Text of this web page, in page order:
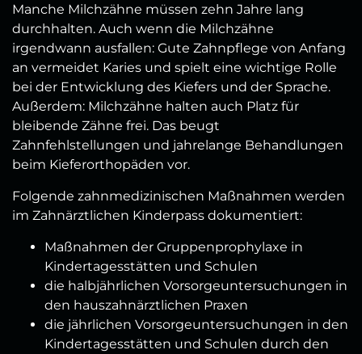
Manche Milchzähne müssen zehn Jahre lang
durchhalten. Auch wenn die Milchzähne
irgendwann ausfallen: Gute Zahnpflege von Anfang
an vermeidet Karies und spielt eine wichtige Rolle
bei der Entwicklung des Kiefers und der Sprache.
Außerdem: Milchzähne halten auch Platz für
bleibende Zähne frei. Das beugt
Zahnfehlstellungen und jahrelange Behandlungen
beim Kieferorthopäden vor.
Folgende zahnmedizinischen Maßnahmen werden
im Zahnärztlichen Kinderpass dokumentiert:
Maßnahmen der Gruppenprophylaxe in
Kindertagesstätten und Schulen
die halbjährlichen Vorsorgeuntersuchungen in
den hauszahnärztlichen Praxen
die jährlichen Vorsorgeuntersuchungen in den
Kindertagesstätten und Schulen durch den